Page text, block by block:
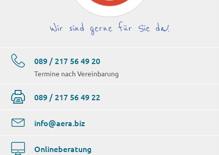
Wir sind gerne für Sie da!
089 / 217 56 49 20
Termine nach Vereinbarung
089 / 217 56 49 22
info@aera.biz
Onlineberatung